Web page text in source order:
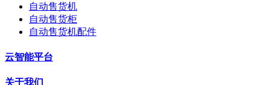
自动售货机
自动售货柜
自动售货机配件
云智能平台
关于我们